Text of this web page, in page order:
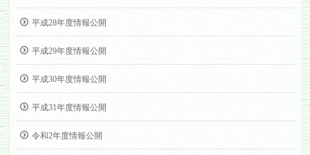
平成28年度情報公開
平成29年度情報公開
平成30年度情報公開
平成31年度情報公開
令和2年度情報公開